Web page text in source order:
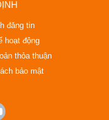
đăng tin
hoạt động
thỏa thuận
bảo mật